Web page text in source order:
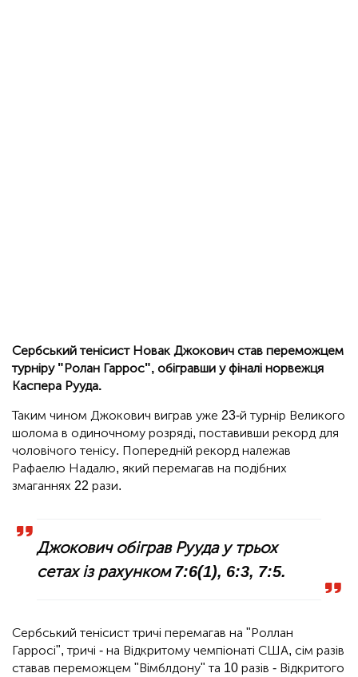
Сербський тенісист Новак Джокович став переможцем
турніру "Ролан Гаррос", обігравши у фіналі норвежця
Каспера Рууда.
Таким чином Джокович виграв уже 23-й турнір Великого
шолома в одиночному розряді, поставивши рекорд для
чоловічого тенісу. Попередній рекорд належав
Рафаелю Надалю, який перемагав на подібних
змаганнях 22 рази.
Джокович обіграв Рууда у трьох
сетах із рахунком 7:6(1), 6:3, 7:5.
Сербський тенісист тричі перемагав на "Роллан
Гарросі", тричі - на Відкритому чемпіонаті США, сім разів
ставав переможцем "Вімблдону" та 10 разів - Відкритого